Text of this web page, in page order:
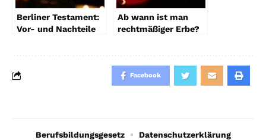
Berliner Testament:
Vor- und Nachteile
Ab wann ist man
rechtmäßiger Erbe?
Facebook
Berufsbildungsgesetz Datenschutzerklärung